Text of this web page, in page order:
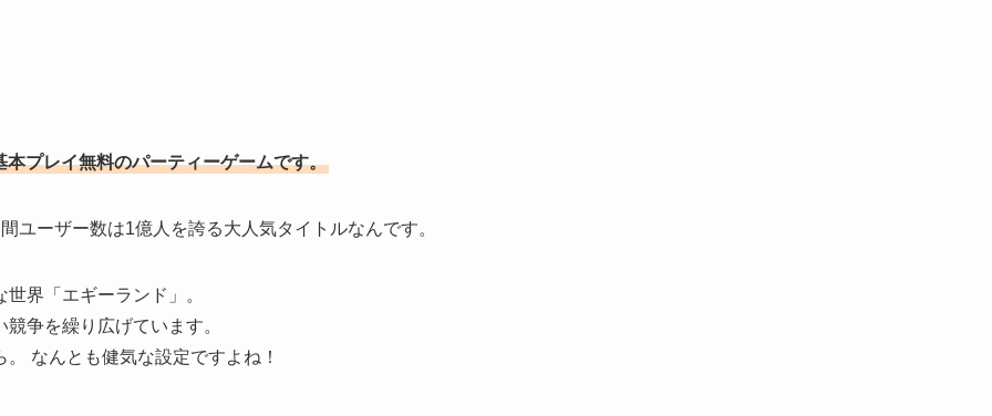
プレイ無料のパーティーゲームです。
ユーザー数は1億人を誇る大人気タイトルなんです。
界「エギーランド」。
争を繰り広げています。
なんとも健気な設定ですよね！